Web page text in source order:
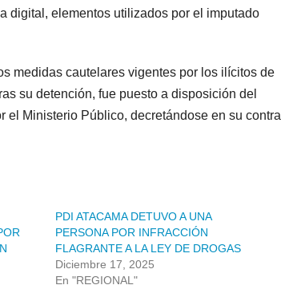
digital, elementos utilizados por el imputado
medidas cautelares vigentes por los ilícitos de
su detención, fue puesto a disposición del
Ministerio Público, decretándose en su contra
PDI ATACAMA DETUVO A UNA
PERSONA POR INFRACCIÓN
FLAGRANTE A LA LEY DE DROGAS
Diciembre 17, 2025
En "REGIONAL"